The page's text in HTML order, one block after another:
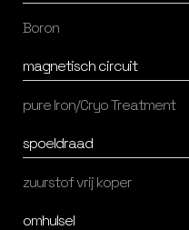
Boron
magnetisch circuit
pure Iron/Cryo Treatment
spoeldraad
zuurstof vrij koper
omhulsel